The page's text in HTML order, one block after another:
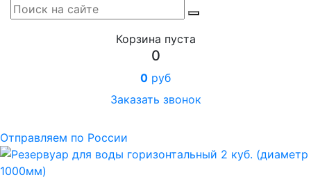
Корзина пуста
0
0 руб
Заказать звонок
Отправляем по России